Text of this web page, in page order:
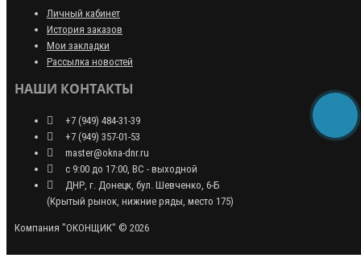
Личный кабинет
История заказов
Мои закладки
Рассылка новостей
НАШИ КОНТАКТЫ
+7 (949) 484-31-39
+7 (949) 357-01-53
master@okna-dnr.ru
с 9:00 до 17:00, ВС - выходной
ДНР, г. Донецк, бул. Шевченко, 6-Б
(Крытый рынок, нижние ряды, место 175)
Компания "ОКОНЩИК" © 2026